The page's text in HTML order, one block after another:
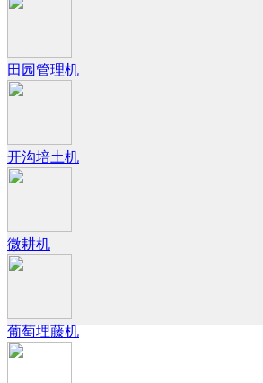
田园管理机
开沟培土机
微耕机
葡萄埋藤机